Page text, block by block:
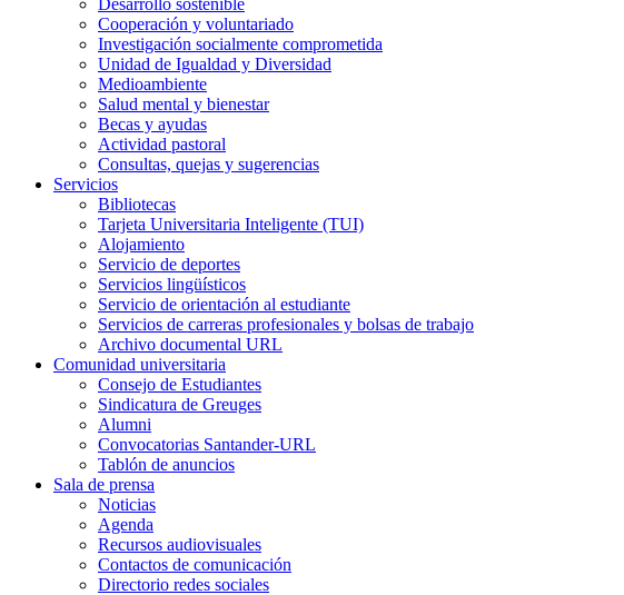
Cooperación y voluntariado
Investigación socialmente comprometida
Unidad de Igualdad y Diversidad
Medioambiente
Salud mental y bienestar
Becas y ayudas
Actividad pastoral
Consultas, quejas y sugerencias
Servicios
Bibliotecas
Tarjeta Universitaria Inteligente (TUI)
Alojamiento
Servicio de deportes
Servicios lingüísticos
Servicio de orientación al estudiante
Servicios de carreras profesionales y bolsas de trabajo
Archivo documental URL
Comunidad universitaria
Consejo de Estudiantes
Sindicatura de Greuges
Alumni
Convocatorias Santander-URL
Tablón de anuncios
Sala de prensa
Noticias
Agenda
Recursos audiovisuales
Contactos de comunicación
Directorio redes sociales